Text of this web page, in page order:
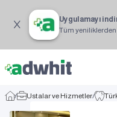
Uygulamayı
Tüm
/ Ustalar ve Hizmetler/